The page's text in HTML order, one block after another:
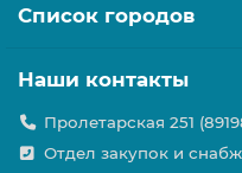
Список городов
Наши контакты
Пролетарская 251
Отдел закупок и